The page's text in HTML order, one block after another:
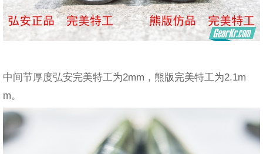
中间节厚度弘安完美特工为2mm，熊版完美特工为2.1m
m。